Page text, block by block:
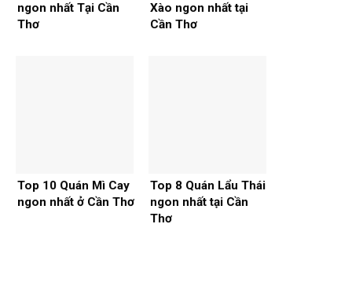
ngon nhất Tại Cần
Thơ
Xào ngon nhất tại
Cần Thơ
Top 10 Quán Mì Cay
ngon nhất ở Cần Thơ
Top 8 Quán Lẩu Thái
ngon nhất tại Cần
Thơ